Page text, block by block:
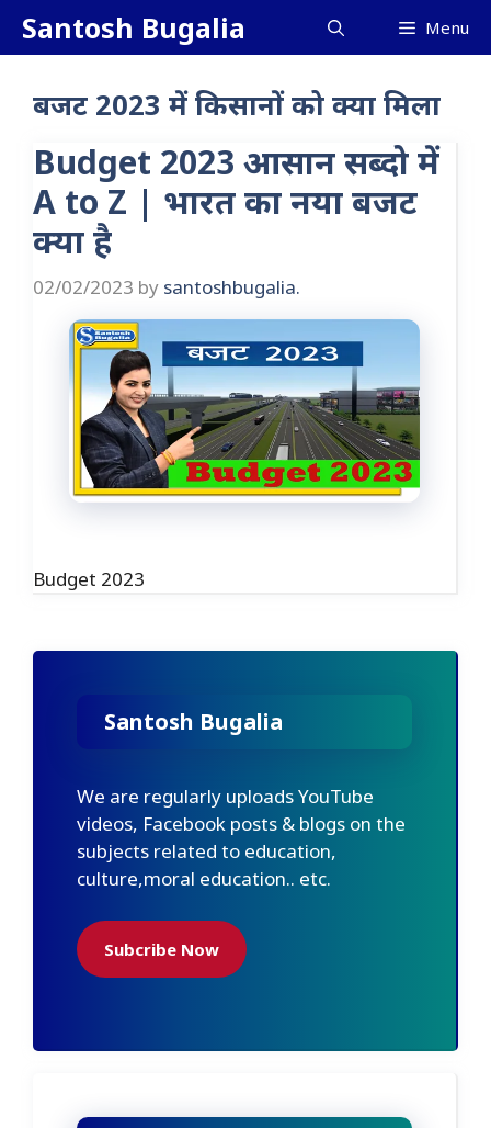
SkipSantosh Bugalia Menu
बजट 2023 में किसानों को क्या मिला
Budget 2023 आसान सब्दो में
A to Z | भारत का नया बजट
क्या है
02/02/2023 by santoshbugalia.
Budget 2023
Santosh Bugalia
We are regularly uploads YouTube
videos, Facebook posts & blogs on the
subjects related to education,
culture,moral education.. etc.
Subcribe Now